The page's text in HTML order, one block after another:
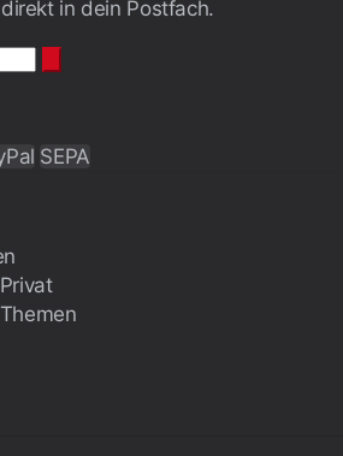
in dein Postfach.
SEPA